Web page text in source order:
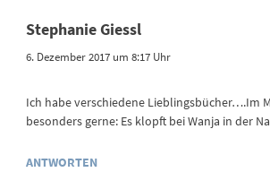
Stephanie Giessl
6. Dezember 2017 um 8:17 Uhr
Ich habe verschiedene Lieblingsbücher….Im
besonders gerne: Es klopft bei Wanja in der
ANTWORTEN